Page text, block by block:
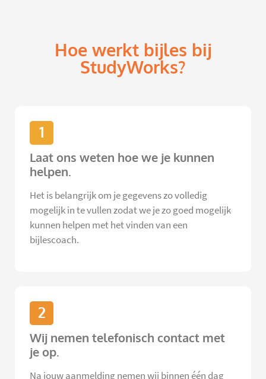
Hoe werkt bijles bij
StudyWorks?
1
Laat ons weten hoe we je kunnen
helpen.
Het is belangrijk om je gegevens zo volledig
mogelijk in te vullen zodat we je zo goed mogelijk
kunnen helpen met het vinden van een
bijlescoach.
2
Wij nemen telefonisch contact met
je op.
Na jouw aanmelding nemen wij binnen één dag